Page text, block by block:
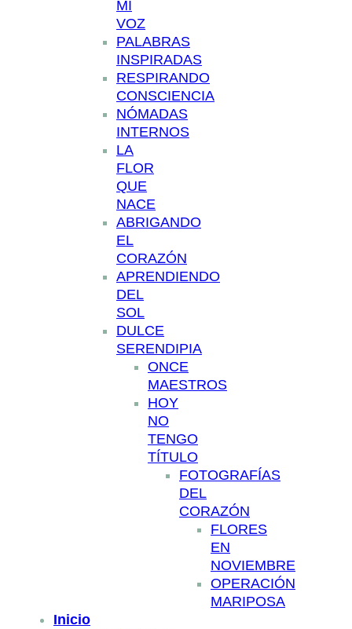
MI
VOZ
PALABRAS
INSPIRADAS
RESPIRANDO
CONSCIENCIA
NÓMADAS
INTERNOS
LA
FLOR
QUE
NACE
ABRIGANDO
EL
CORAZÓN
APRENDIENDO
DEL
SOL
DULCE
SERENDIPIA
ONCE
MAESTROS
HOY
NO
TENGO
TÍTULO
FOTOGRAFÍAS
DEL
CORAZÓN
FLORES
EN
NOVIEMBRE
OPERACIÓN
MARIPOSA
Inicio